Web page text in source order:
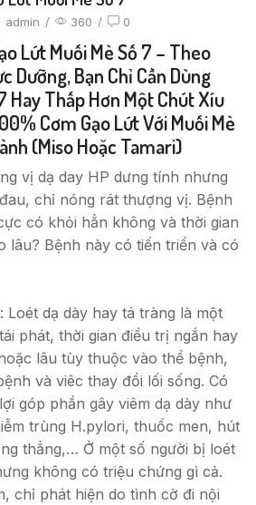
admin / 360 / 0
Lứt Muối Mè Số 7 – Theo
Dưỡng, Bạn Chỉ Cần Dùng
Hay Thấp Hơn Một Chút Xíu
Cơm Gạo Lứt Với Muối Mè
(Miso Hoặc Tamari)
vị dạ day HP dưng tính nhưng
chỉ nóng rát thượng vị. Bệnh
có khỏi hẳn không và thời gian
lâu? Bệnh này có tiến triển và có
: Loét dạ dày hay tá tràng là một
phát, thời gian điều trị ngắn hay
lâu tùy thuộc vào thể bệnh,
và viêc thay đổi lối sống. Có
góp phần gây viêm dạ dày như
trùng H.pylori, thuốc men, hút
thẳng,… Ở một số người bị loét
không có triệu chứng gì cả.
chỉ phát hiện do tình cờ đi nội